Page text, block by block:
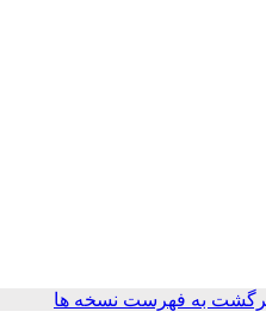
به فهرست نسخه ها